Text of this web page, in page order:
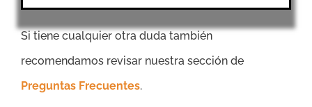
Si tiene cualquier otra duda también
recomendamos revisar nuestra sección de
Preguntas Frecuentes.